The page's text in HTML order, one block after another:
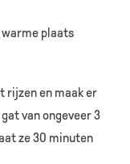
warme plaats
rijzen en maak er
van ongeveer 3
ze 30 minuten